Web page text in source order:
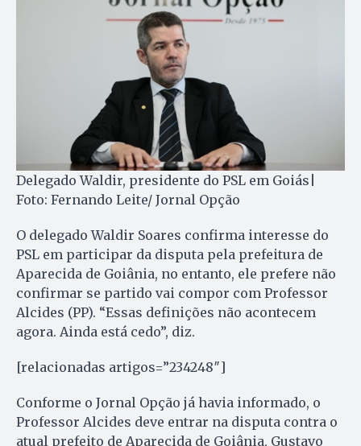
Delegado Waldir, presidente do PSL em Goiás|
Foto: Fernando Leite/ Jornal Opção
O delegado Waldir Soares confirma interesse do
PSL em participar da disputa pela prefeitura de
Aparecida de Goiânia, no entanto, ele prefere não
confirmar se partido vai compor com Professor
Alcides (PP). “Essas definições não acontecem
agora. Ainda está cedo”, diz.
[relacionadas artigos=”234248″]
Conforme o Jornal Opção já havia informado, o
Professor Alcides deve entrar na disputa contra o
atual prefeito de Aparecida de Goiânia, Gustavo